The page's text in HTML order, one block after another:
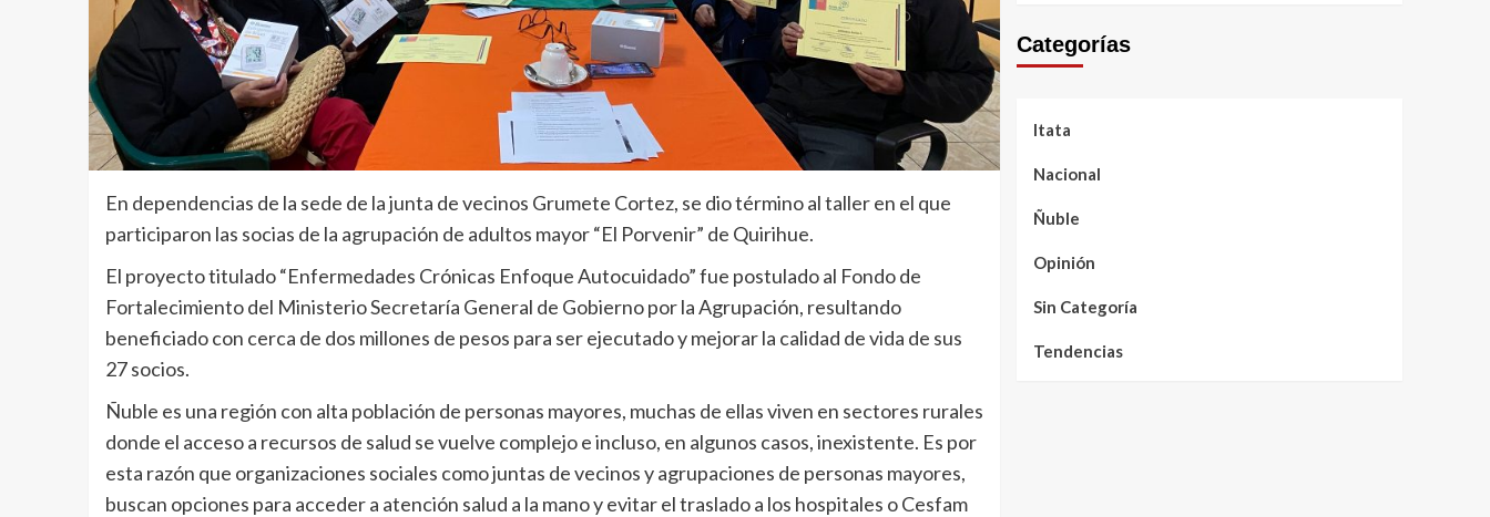
En dependencias de la sede de la junta de vecinos Grumete Cortez, se dio término al taller en el que
participaron las socias de la agrupación de adultos mayor “El Porvenir” de Quirihue.
El proyecto titulado “Enfermedades Crónicas Enfoque Autocuidado” fue postulado al Fondo de
Fortalecimiento del Ministerio Secretaría General de Gobierno por la Agrupación, resultando
beneficiado con cerca de dos millones de pesos para ser ejecutado y mejorar la calidad de vida de sus
27 socios.
Ñuble es una región con alta población de personas mayores, muchas de ellas viven en sectores rurales
donde el acceso a recursos de salud se vuelve complejo e incluso, en algunos casos, inexistente. Es por
esta razón que organizaciones sociales como juntas de vecinos y agrupaciones de personas mayores,
buscan opciones para acceder a atención salud a la mano y evitar el traslado a los hospitales o Cesfam
Categorías
Itata
Nacional
Ñuble
Opinión
Sin Categoría
Tendencias